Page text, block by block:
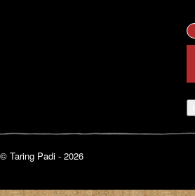
© Taring Padi - 2026